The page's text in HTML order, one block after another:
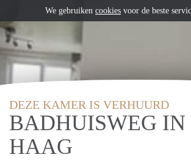
DEZE KAMER IS VERHUURD
BADHUISWEG IN
HAAG
We gebruiken cookies voor de beste